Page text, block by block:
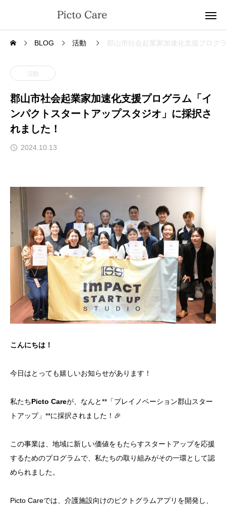
BLOG 活動 郡山市社会起業家加速化支援プログ
活動
郡山市社会起業家加速化支援プログラム「イ
ンパクトスタートアップスタジオ」に採択さ
れました！
2024.10.13
こんにちは！
今日はとっても嬉しいお知らせがあります！
私たちPicto Careが、なんと**「プレイノベーション郡山スター
トアップ」**に採択されました！🎉
この事業は、地域に新しい価値をもたらすスタートアップを応援
するためのプログラムで、私たちの取り組みがその一環として認
められました。
Picto Careでは、介護施設向けのピクトグラムアプリを開発し、